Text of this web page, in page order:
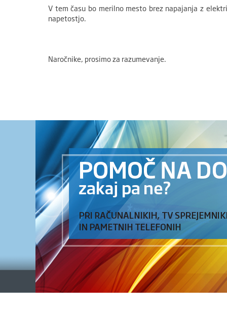
V tem času bo merilno mesto brez napajanja z
napetostjo.
Naročnike, prosimo za razumevanje.